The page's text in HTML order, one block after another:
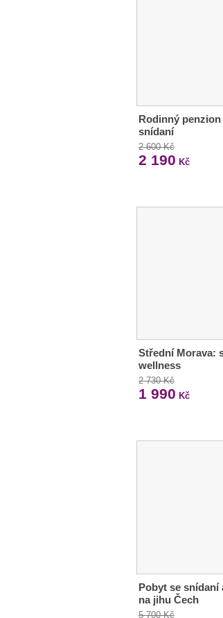
Rodinný
snídaní
2 600 Kč
2 190 Kč
Střední Morava:
wellness
2 730 Kč
1 990 Kč
Pobyt se snídaní
na jihu Čech
5 700 Kč